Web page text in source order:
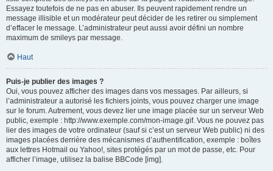
Essayez toutefois de ne pas en abuser. Ils peuvent rapidement rendre un
message illisible et un modérateur peut décider de les retirer ou simplement
d’effacer le message. L’administrateur peut aussi avoir défini un nombre
maximum de smileys par message.
Haut
Puis-je publier des images ?
Oui, vous pouvez afficher des images dans vos messages. Par ailleurs, si
l’administrateur a autorisé les fichiers joints, vous pouvez charger une image
sur le forum. Autrement, vous devez lier une image placée sur un serveur Web
public, exemple : http://www.exemple.com/mon-image.gif. Vous ne pouvez pas
lier des images de votre ordinateur (sauf si c’est un serveur Web public) ni des
images placées derrière des mécanismes d’authentification, exemple : boîtes
aux lettres Hotmail ou Yahoo!, sites protégés par un mot de passe, etc. Pour
afficher l’image, utilisez la balise BBCode [img].